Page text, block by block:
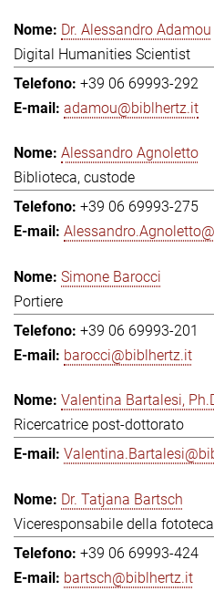
Dr. Alessandro Adamou
Digital Humanities Scientist
+39 06 69993-292
adamou@biblhertz.it
Alessandro Agnoletto
Biblioteca, custode
+39 06 69993-275
Simone Barocci
Portiere
+39 06 69993-201
barocci@biblhertz.it
Valentina Bartalesi,
Ricercatrice post-dottorato
Dr. Tatjana Bartsch
Viceresponsabile della
+39 06 69993-424
bartsch@biblhertz.it